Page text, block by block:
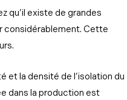
qu’il existe de grandes
considérablement. Cette
et la densité de l’isolation du
dans la production est